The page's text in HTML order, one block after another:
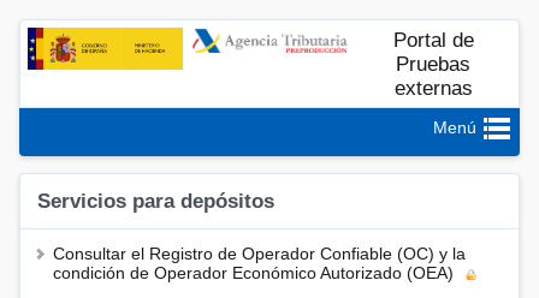
Portal de
Pruebas
externas
Menú
Servicios para depósitos
Consultar el Registro de Operador Confiable (OC) y la
condición de Operador Económico Autorizado (OEA)